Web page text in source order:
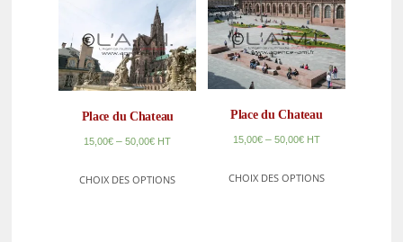
Place du Chateau
15,00€ –50,00€ HT
CHOIX DES OPTIONS
Place du Chateau
15,00€– 50,00€ HT
CHOIX DES OPTIONS